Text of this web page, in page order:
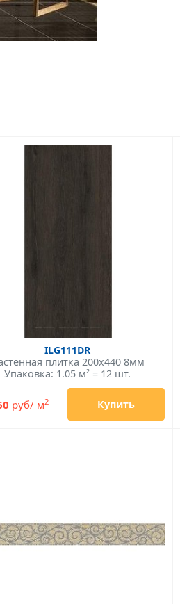
ILG111DR
плитка 200x440 8мм
Упаковка: 1.05 м² = 12 шт.
руб/ м2 Купить